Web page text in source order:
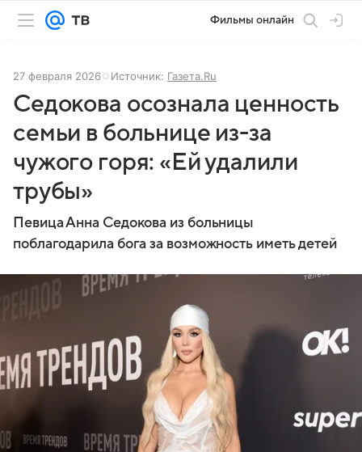
Фильмы онлайн
27 февраля 2026 Источник: Газета.Ru
Седокова осознала ценность
семьи в больнице из-за
чужого горя: «Ей удалили
трубы»
Певица Анна Седокова из больницы
поблагодарила бога за возможность иметь детей